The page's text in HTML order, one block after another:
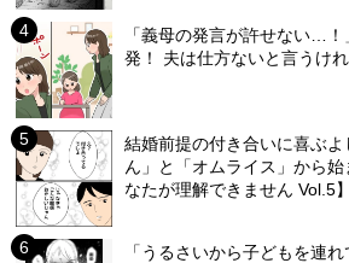
「義母の発言が許せない…
発！ 夫は仕方ないと言うけ
結婚前提の付き合いに喜ぶ
ん」と「オムライス」から
なたが理解できません Vol.5】
「うるさいから子どもを連